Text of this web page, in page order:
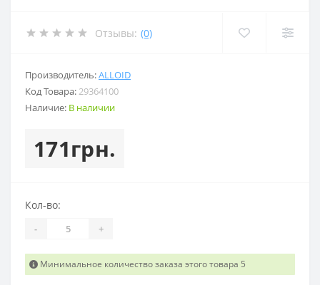
Отзывы: (0)
Производитель:ALLOID
Код Товара:29364100
Наличие: В наличии
171грн.
Кол-во:
- +
Минимальное количество заказа этого товара 5